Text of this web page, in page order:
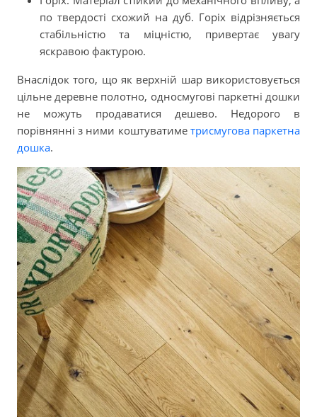
по твердості схожий на дуб. Горіх відрізняється
стабільністю та міцністю, привертає увагу
яскравою фактурою.
Внаслідок того, що як верхній шар використовується
цільне деревне полотно, односмугові паркетні дошки
не можуть продаватися дешево. Недорого в
порівнянні з ними коштуватиме трисмугова паркетна
дошка.